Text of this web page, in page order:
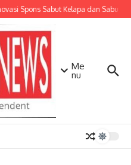
Spons Sabut Kelapa dan Sabun
Me
nu